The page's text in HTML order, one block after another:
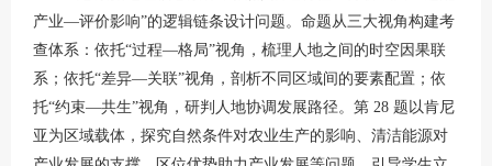
产业—评价影响”的逻辑链条设计问题。命题从三大视角构建考
查体系：依托“过程—格局”视角，梳理人地之间的时空因果联
系；依托“差异—关联”视角，剖析不同区域间的要素配置；依
托“约束—共生”视角，研判人地协调发展路径。第 28 题以肯尼
亚为区域载体，探究自然条件对农业生产的影响、清洁能源对